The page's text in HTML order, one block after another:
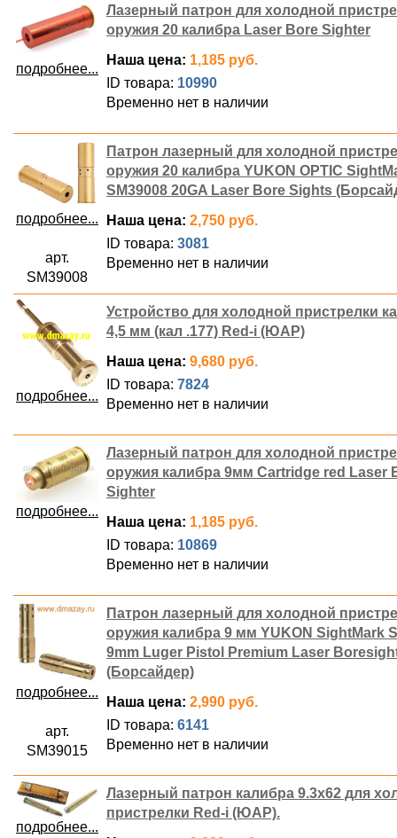
подробнее...
Лазерный патрон для холодной
оружия 20 калибра Laser Bore Sighter
Наша цена: 1,185 руб.
ID товара: 10990
Временно нет в наличии
подробнее...
арт.
SM39008
Патрон лазерный для холодной
оружия 20 калибра YUKON OPTIC
SM39008 20GA Laser Bore Sights
Наша цена: 2,750 руб.
ID товара: 3081
Временно нет в наличии
подробнее...
Устройство для холодной пристрелки
4,5 мм (кал .177) Red-i (ЮАР)
Наша цена: 9,680 руб.
ID товара: 7824
Временно нет в наличии
подробнее...
Лазерный патрон для холодной
оружия калибра 9мм Cartridge red Laser
Sighter
Наша цена: 1,185 руб.
ID товара: 10869
Временно нет в наличии
подробнее...
арт.
SM39015
Патрон лазерный для холодной
оружия калибра 9 мм YUKON SightMark
9mm Luger Pistol Premium Laser
(Борсайдер)
Наша цена: 2,990 руб.
ID товара: 6141
Временно нет в наличии
подробнее...
Лазерный патрон калибра 9.3х62 для
пристрелки Red-i (ЮАР).